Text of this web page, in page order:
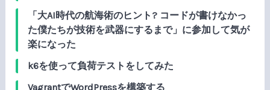
「大AI時代の航海術のヒント? コードが書けなかっ
た僕たちが技術を武器にするまで」に参加して気が
楽になった
k6を使って負荷テストをしてみた
VagrantでWordPressを構築する